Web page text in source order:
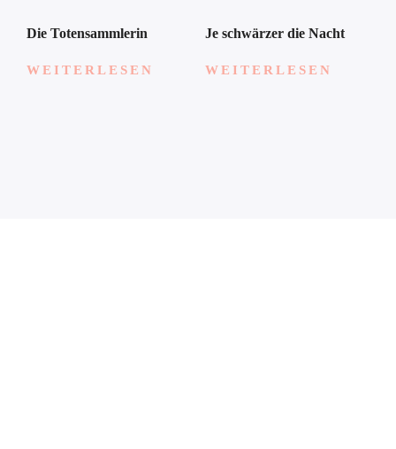
Die Totensammlerin
WEITERLESEN
Je schwärzer die Nacht
WEITERLESEN